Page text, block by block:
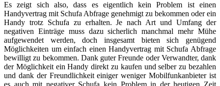
Es zeigt sich also, dass es eigentlich kein Problem ist einen
Handyvertrag mit Schufa Abfrage genehmigt zu bekommen oder ein
Handy trotz Schufa zu erhalten. Je nach Art und Umfang der
negativen Einträge muss dazu sicherlich manchmal mehr Mühe
aufgewendet werden, doch insgesamt bieten sich genügend
Möglichkeiten um einfach einen Handyvertrag mit Schufa Abfrage
bewilligt zu bekommen. Dank guter Freunde oder Verwandter, dank
der Möglichkeit ein Handy direkt zu kaufen und selber zu bezahlen
und dank der Freundlichkeit einiger weniger Mobilfunkanbieter ist